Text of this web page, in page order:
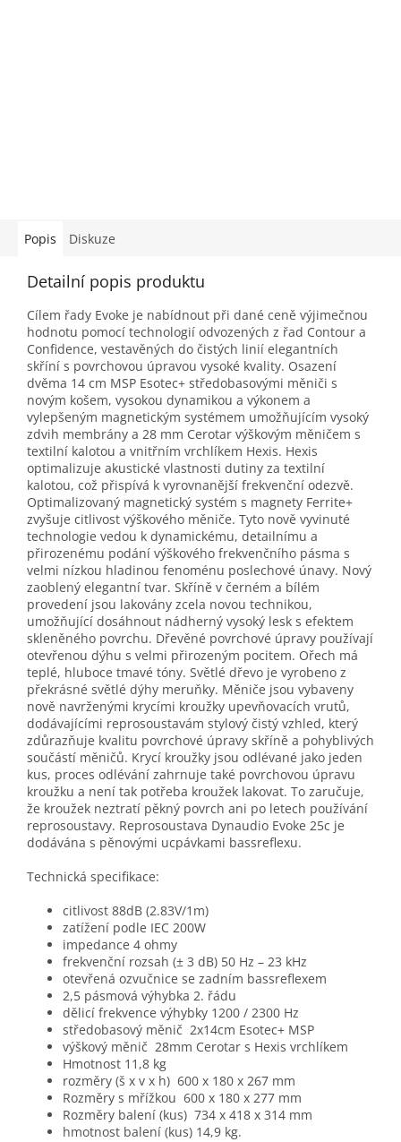
Popis Diskuze
Detailní popis produktu
Cílem řady Evoke je nabídnout při dané ceně výjimečnou
hodnotu pomocí technologií odvozených z řad Contour a
Confidence, vestavěných do čistých linií elegantních
skříní s povrchovou úpravou vysoké kvality. Osazení
dvěma 14 cm MSP Esotec+ středobasovými měniči s
novým košem, vysokou dynamikou a výkonem a
vylepšeným magnetickým systémem umožňujícím vysoký
zdvih membrány a 28 mm Cerotar výškovým měničem s
textilní kalotou a vnitřním vrchlíkem Hexis. Hexis
optimalizuje akustické vlastnosti dutiny za textilní
kalotou, což přispívá k vyrovnanější frekvenční odezvě.
Optimalizovaný magnetický systém s magnety Ferrite+
zvyšuje citlivost výškového měniče. Tyto nově vyvinuté
technologie vedou k dynamickému, detailnímu a
přirozenému podání výškového frekvenčního pásma s
velmi nízkou hladinou fenoménu poslechové únavy. Nový
zaoblený elegantní tvar. Skříně v černém a bílém
provedení jsou lakovány zcela novou technikou,
umožňující dosáhnout nádherný vysoký lesk s efektem
skleněného povrchu. Dřevěné povrchové úpravy používají
otevřenou dýhu s velmi přirozeným pocitem. Ořech má
teplé, hluboce tmavé tóny. Světlé dřevo je vyrobeno z
překrásné světlé dýhy meruňky. Měniče jsou vybaveny
nově navrženými krycími kroužky upevňovacích vrutů,
dodávajícími reprosoustavám stylový čistý vzhled, který
zdůrazňuje kvalitu povrchové úpravy skříně a pohyblivých
součástí měničů. Krycí kroužky jsou odlévané jako jeden
kus, proces odlévání zahrnuje také povrchovou úpravu
kroužku a není tak potřeba kroužek lakovat. To zaručuje,
že kroužek neztratí pěkný povrch ani po letech používání
reprosoustavy. Reprosoustava Dynaudio Evoke 25c je
dodávána s pěnovými ucpávkami bassreflexu.
Technická specifikace:
citlivost 88dB (2.83V/1m)
zatížení podle IEC 200W
impedance 4 ohmy
frekvenční rozsah (± 3 dB) 50 Hz – 23 kHz
otevřená ozvučnice se zadním bassreflexem
2,5 pásmová výhybka 2. řádu
dělicí frekvence výhybky 1200 / 2300 Hz
středobasový měnič 2x14cm Esotec+ MSP
výškový měnič 28mm Cerotar s Hexis vrchlíkem
Hmotnost 11,8 kg
rozměry (š x v x h) 600 x 180 x 267 mm
Rozměry s mřížkou 600 x 180 x 277 mm
Rozměry balení (kus) 734 x 418 x 314 mm
hmotnost balení (kus) 14,9 kg.